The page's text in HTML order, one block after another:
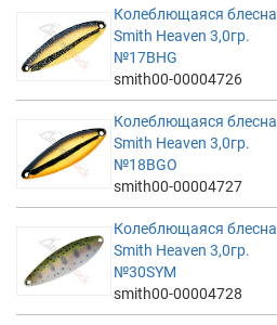
Колеблющаяся блесна
Smith Heaven 3,0гр.
№17BHG
smith00-00004726
Колеблющаяся блесна
Smith Heaven 3,0гр.
№18BGO
smith00-00004727
Колеблющаяся блесна
Smith Heaven 3,0гр.
№30SYM
smith00-00004728